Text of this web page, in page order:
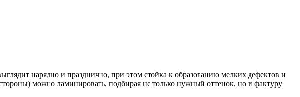
нарядно и празднично, при этом стойка к образованию мелких дефектов и
можно ламинировать, подбирая не только нужный оттенок, но и фактуру